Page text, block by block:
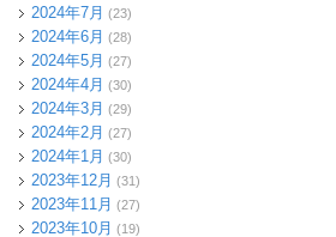
2024年7月 (23)
2024年6月 (28)
2024年5月 (27)
2024年4月 (30)
2024年3月 (29)
2024年2月 (27)
2024年1月 (30)
2023年12月 (31)
2023年11月 (27)
2023年10月 (19)